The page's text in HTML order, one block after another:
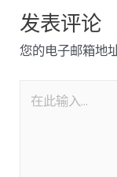
发表评论
您的电子邮箱地